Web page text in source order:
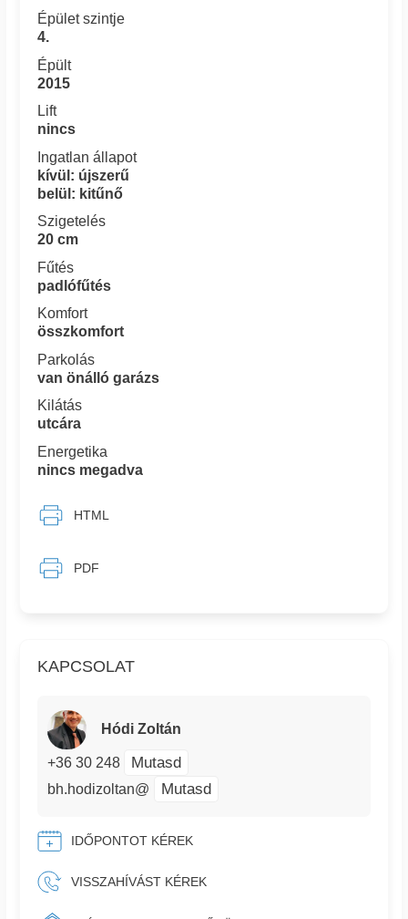
KAPCSOLAT
Hódi Zoltán
+36 30 248 Mutasd
bh.hodizoltan@ Mutasd
IDŐPONTOT KÉREK
VISSZAHÍVÁST KÉREK
Épület szintje
4.
Épült
2015
Lift
nincs
Ingatlan állapot
kívül: újszerű
belül: kitűnő
Szigetelés
20 cm
Fűtés
padlófűtés
Komfort
összkomfort
Parkolás
van önálló garázs
Kilátás
utcára
Energetika
nincs megadva
HTML
PDF